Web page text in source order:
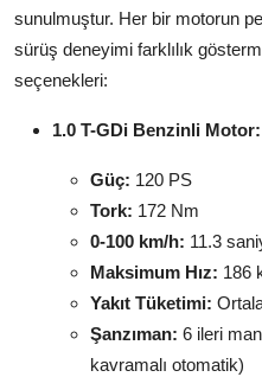
sunulmuştur. Her bir motorun
sürüş deneyimi farklılık
seçenekleri:
1.0 T-GDi Benzinli Motor:
Güç: 120 PS
Tork: 172 Nm
0-100 km/h: 11.3
Maksimum Hız: 186
Yakıt Tüketimi:
Şanzıman: 6 ileri
kavramalı otomatik)